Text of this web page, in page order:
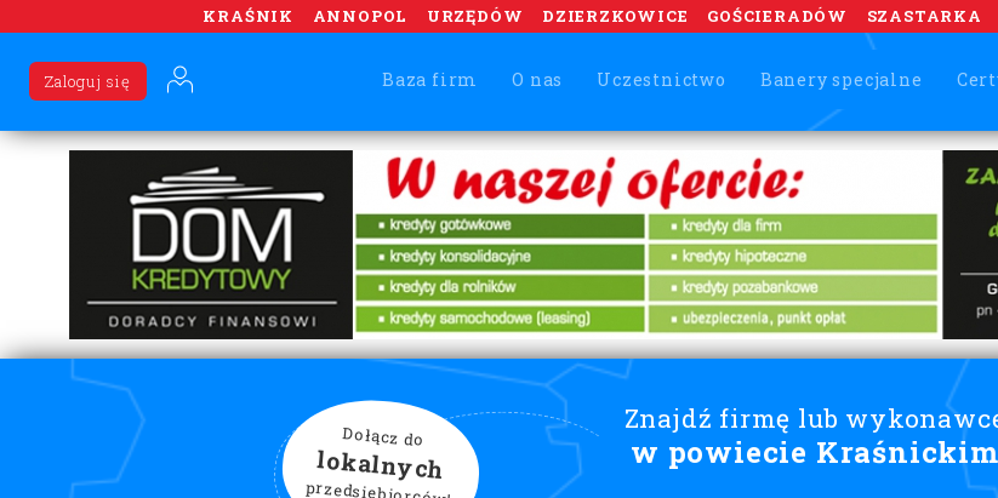
KRAŚNIK ANNOPOL URZĘDÓW DZIERZKOWICE GOŚCIERADÓW SZASTARKA
Baza firm O nas Uczestnictwo Banery specjalne
Zaloguj się
Znajdź firmę lub
w powiecie Kraśnickim
Dołącz do
lokalnych